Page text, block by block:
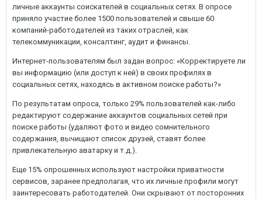
личные аккаунты соискателей в социальных сетях. В опросе
приняло участие более 1500 пользователей и свыше 60
компаний-работодателей из таких отраслей, как
телекоммуникации, консалтинг, аудит и финансы.
Интернет-пользователям был задан вопрос: «Корректируете ли
вы информацию (или доступ к ней) в своих профилях в
социальных сетях, находясь в активном поиске работы?»
По результатам опроса, только 29% пользователей как-либо
редактируют содержание аккаунтов социальных сетей при
поиске работы (удаляют фото и видео сомнительного
содержания, вычищают список друзей, ставят более
привлекательную аватарку и т.д.).
Еще 15% опрошенных используют настройки приватности
сервисов, заранее предполагая, что их личные профили могут
заинтересовать работодателей. Они скрывают от посторонних